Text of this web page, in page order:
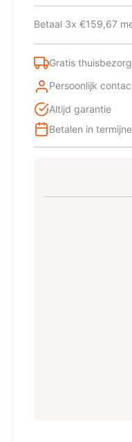
Vrieskast
Vrijstaand
103
l
E
aantal
Betaal 3x €159,67
Gratis
Persoonlijk
Altijd garantie
Betalen in